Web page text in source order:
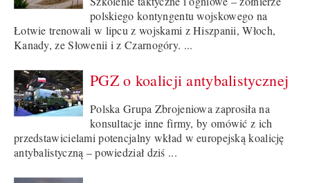
polskiego kontyngentu wojskowego na
Łotwie trenowali w lipcu z wojskami z Hiszpanii, Włoch,
Kanady, ze Słowenii i z Czarnogóry. ...
PGZ o koalicji antybalistycznej
Polska Grupa Zbrojeniowa zaprosiła na
konsultacje inne firmy, by omówić z ich
przedstawicielami potencjalny wkład w europejską koalicję
antybalistyczną – powiedział dziś ...